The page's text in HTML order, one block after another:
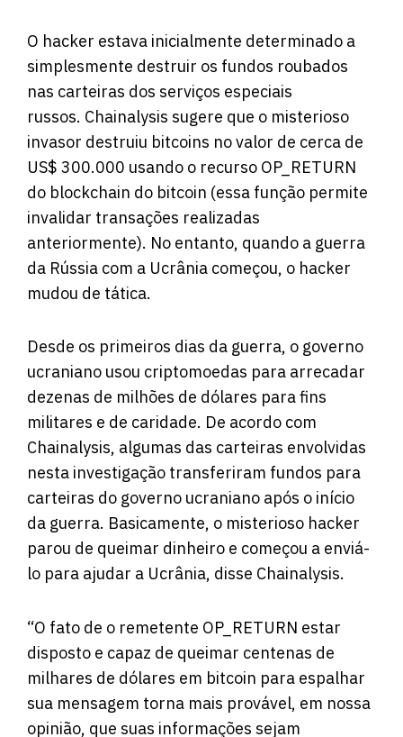
O hacker estava inicialmente determinado a
simplesmente destruir os fundos roubados
nas carteiras dos serviços especiais
russos. Chainalysis sugere que o misterioso
invasor destruiu bitcoins no valor de cerca de
US$ 300.000 usando o recurso OP_RETURN
do blockchain do bitcoin (essa função permite
invalidar transações realizadas
anteriormente). No entanto, quando a guerra
da Rússia com a Ucrânia começou, o hacker
mudou de tática.
Desde os primeiros dias da guerra, o governo
ucraniano usou criptomoedas para arrecadar
dezenas de milhões de dólares para fins
militares e de caridade. De acordo com
Chainalysis, algumas das carteiras envolvidas
nesta investigação transferiram fundos para
carteiras do governo ucraniano após o início
da guerra. Basicamente, o misterioso hacker
parou de queimar dinheiro e começou a enviá-
lo para ajudar a Ucrânia, disse Chainalysis.
“O fato de o remetente OP_RETURN estar
disposto e capaz de queimar centenas de
milhares de dólares em bitcoin para espalhar
sua mensagem torna mais provável, em nossa
opinião, que suas informações sejam